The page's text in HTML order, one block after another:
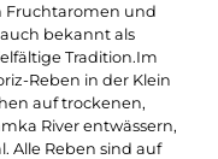
Fruchtaromen und
bekannt als
Tradition.Im
Reben in der Klein
auf trockenen,
River entwässern,
Alle Reben sind auf